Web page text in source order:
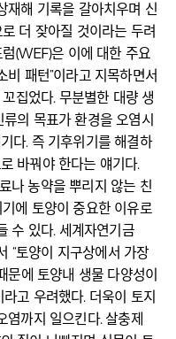
재해 기록을 갈아치우며 신
더 잦아질 것이라는 두려
(WEF)은 이에 대한 주요
비 패턴”이라고 지목하면서
집었다. 무분별한 대량 생
의 목표가 환경을 오염시
다. 즉 기후위기를 해결하
바꿔야 한다는 얘기다.
나 농약을 뿌리지 않는 친
에 토양이 중요한 이유로
수 있다. 세계자연기금
“토양이 지구상에서 가장
문에 토양내 생물 다양성이
고 우려했다. 더욱이 토지
까지 일으킨다. 살충제